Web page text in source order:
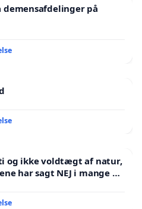
på
voldtægt af natur,
har sagt NEJ i mange år.